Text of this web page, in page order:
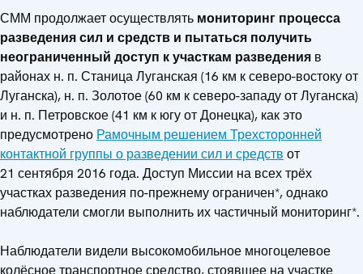
СММ продолжает осуществлять мониторинг процесса
разведения сил и средств и пытаться получить
неограниченный доступ к участкам разведения в
районах н. п. Станица Луганская (16 км к северо-востоку от
Луганска), н. п. Золотое (60 км к северо-западу от Луганска)
и н. п. Петровское (41 км к югу от Донецка), как это
предусмотрено Рамочным решением Трехсторонней
контактной группы о разведении сил и средств от
21 сентября 2016 года. Доступ Миссии на всех трёх
участках разведения по-прежнему ограничен*, однако
наблюдатели смогли выполнить их частичный мониторинг*.
Наблюдатели видели высокомобильное многоцелевое